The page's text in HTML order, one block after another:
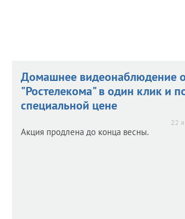
Домашнее видеонаблюдение
"Ростелекома" в один клик и
специальной цене
22
Акция продлена до конца весны.